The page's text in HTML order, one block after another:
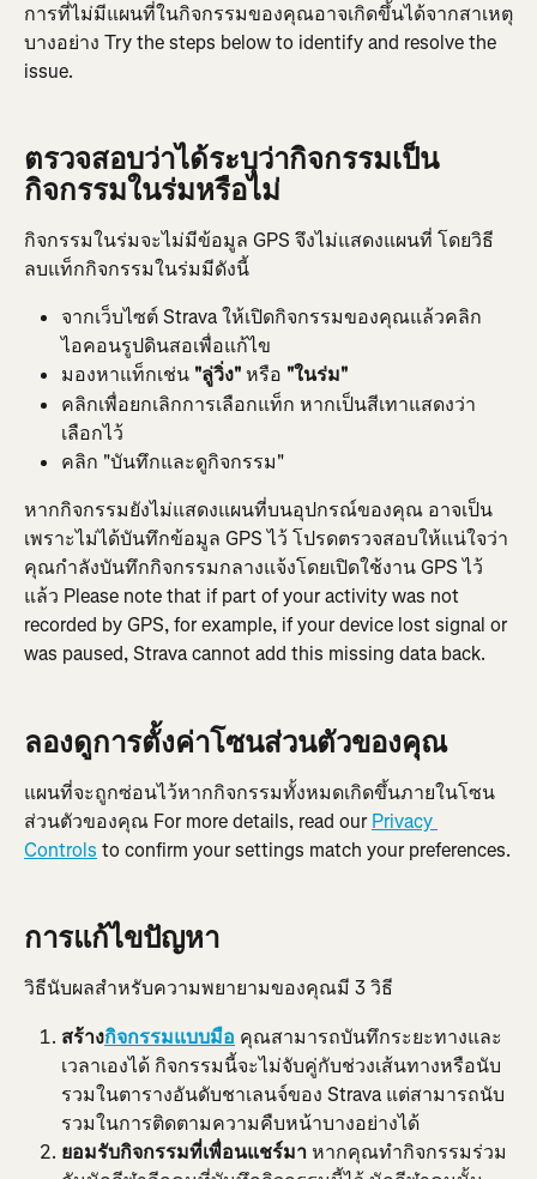
การที่ไม่มีแผนที่ในกิจกรรมของคุณอาจเกิดขึ้นได้จากสาเหตุ
บางอย่าง Try the steps below to identify and resolve the
issue.
ตรวจสอบว่าได้ระบุว่ากิจกรรมเป็น
กิจกรรมในร่มหรือไม่
กิจกรรมในร่มจะไม่มีข้อมูล GPS จึงไม่แสดงแผนที่ โดยวิธี
ลบแท็กกิจกรรมในร่มมีดังนี้
จากเว็บไซต์ Strava ให้เปิดกิจกรรมของคุณแล้วคลิก
ไอคอนรูปดินสอเพื่อแก้ไข
มองหาแท็กเช่น "ลู่วิ่ง" หรือ "ในร่ม"
คลิกเพื่อยกเลิกการเลือกแท็ก หากเป็นสีเทาแสดงว่า
เลือกไว้
คลิก "บันทึกและดูกิจกรรม"
หากกิจกรรมยังไม่แสดงแผนที่บนอุปกรณ์ของคุณ อาจเป็น
เพราะไม่ได้บันทึกข้อมูล GPS ไว้ โปรดตรวจสอบให้แน่ใจว่า
คุณกำลังบันทึกกิจกรรมกลางแจ้งโดยเปิดใช้งาน GPS ไว้
แล้ว Please note that if part of your activity was not
recorded by GPS, for example, if your device lost signal or
was paused, Strava cannot add this missing data back.
ลองดูการตั้งค่าโซนส่วนตัวของคุณ
แผนที่จะถูกซ่อนไว้หากกิจกรรมทั้งหมดเกิดขึ้นภายในโซน
ส่วนตัวของคุณ For more details, read our Privacy
Controls to confirm your settings match your preferences.
การแก้ไขปัญหา
วิธีนับผลสำหรับความพยายามของคุณมี 3 วิธี
สร้างกิจกรรมแบบมือ คุณสามารถบันทึกระยะทางและ
เวลาเองได้ กิจกรรมนี้จะไม่จับคู่กับช่วงเส้นทางหรือนับ
รวมในตารางอันดับชาเลนจ์ของ Strava แต่สามารถนับ
รวมในการติดตามความคืบหน้าบางอย่างได้
ยอมรับกิจกรรมที่เพื่อนแชร์มา หากคุณทำกิจกรรมร่วม